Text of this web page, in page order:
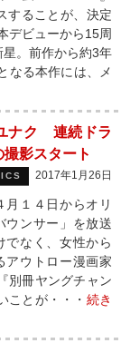
することが、決定
ビューから15周
。前作から約3年
なる本作には、メ
ナク 連続ドラ
影スタート
2017年1月26日
１４日からオリ
ウンサー」を放送
でなく、女性から
アウトロー漫画家
別冊ヤングチャン
とが・・・ 続き